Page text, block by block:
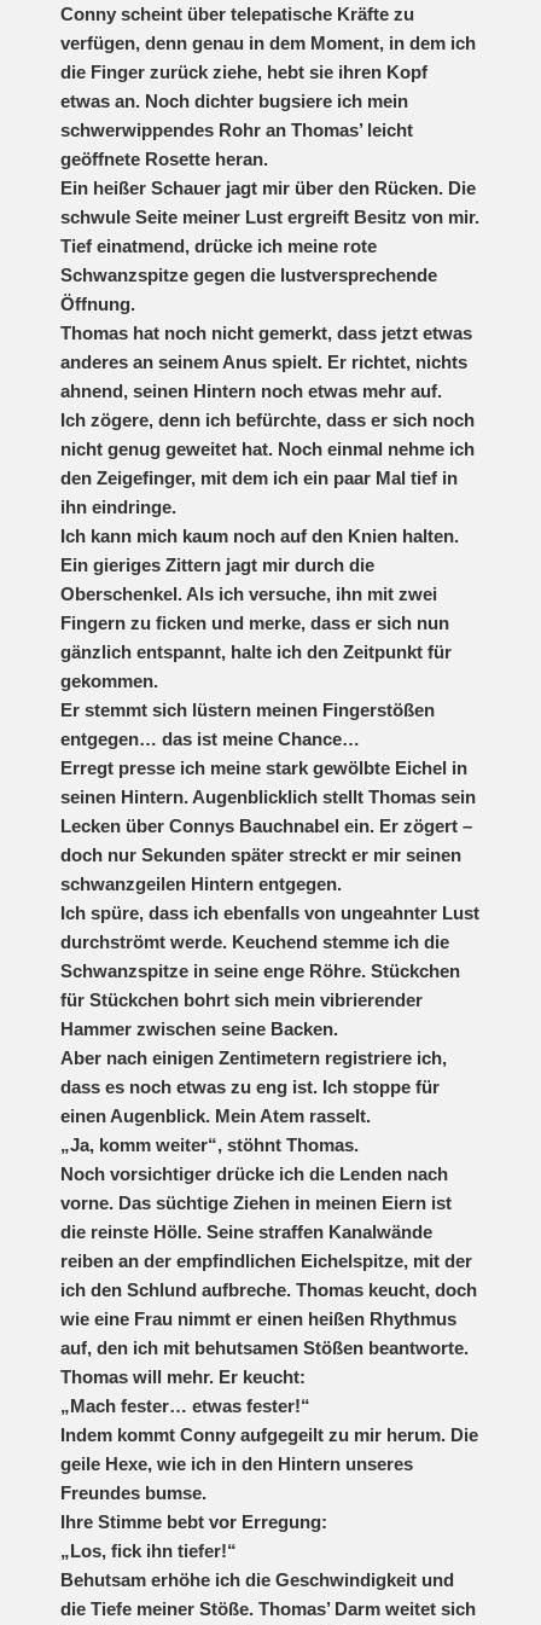
Conny scheint über telepatische Kräfte zu
verfügen, denn genau in dem Moment, in dem ich
die Finger zurück ziehe, hebt sie ihren Kopf
etwas an. Noch dichter bugsiere ich mein
schwerwippendes Rohr an Thomas’ leicht
geöffnete Rosette heran.
Ein heißer Schauer jagt mir über den Rücken. Die
schwule Seite meiner Lust ergreift Besitz von mir.
Tief einatmend, drücke ich meine rote
Schwanzspitze gegen die lustversprechende
Öffnung.
Thomas hat noch nicht gemerkt, dass jetzt etwas
anderes an seinem Anus spielt. Er richtet, nichts
ahnend, seinen Hintern noch etwas mehr auf.
Ich zögere, denn ich befürchte, dass er sich noch
nicht genug geweitet hat. Noch einmal nehme ich
den Zeigefinger, mit dem ich ein paar Mal tief in
ihn eindringe.
Ich kann mich kaum noch auf den Knien halten.
Ein gieriges Zittern jagt mir durch die
Oberschenkel. Als ich versuche, ihn mit zwei
Fingern zu ficken und merke, dass er sich nun
gänzlich entspannt, halte ich den Zeitpunkt für
gekommen.
Er stemmt sich lüstern meinen Fingerstößen
entgegen… das ist meine Chance…
Erregt presse ich meine stark gewölbte Eichel in
seinen Hintern. Augenblicklich stellt Thomas sein
Lecken über Connys Bauchnabel ein. Er zögert –
doch nur Sekunden später streckt er mir seinen
schwanzgeilen Hintern entgegen.
Ich spüre, dass ich ebenfalls von ungeahnter Lust
durchströmt werde. Keuchend stemme ich die
Schwanzspitze in seine enge Röhre. Stückchen
für Stückchen bohrt sich mein vibrierender
Hammer zwischen seine Backen.
Aber nach einigen Zentimetern registriere ich,
dass es noch etwas zu eng ist. Ich stoppe für
einen Augenblick. Mein Atem rasselt.
„Ja, komm weiter“, stöhnt Thomas.
Noch vorsichtiger drücke ich die Lenden nach
vorne. Das süchtige Ziehen in meinen Eiern ist
die reinste Hölle. Seine straffen Kanalwände
reiben an der empfindlichen Eichelspitze, mit der
ich den Schlund aufbreche. Thomas keucht, doch
wie eine Frau nimmt er einen heißen Rhythmus
auf, den ich mit behutsamen Stößen beantworte.
Thomas will mehr. Er keucht:
„Mach fester… etwas fester!“
Indem kommt Conny aufgegeilt zu mir herum. Die
geile Hexe, wie ich in den Hintern unseres
Freundes bumse.
Ihre Stimme bebt vor Erregung:
„Los, fick ihn tiefer!“
Behutsam erhöhe ich die Geschwindigkeit und
die Tiefe meiner Stöße. Thomas’ Darm weitet sich